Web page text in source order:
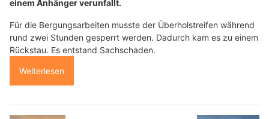
einem Anhänger verunfallt.
Für die Bergungsarbeiten musste der Überholstreifen während
rund zwei Stunden gesperrt werden. Dadurch kam es zu einem
Rückstau. Es entstand Sachschaden.
Weiterlesen